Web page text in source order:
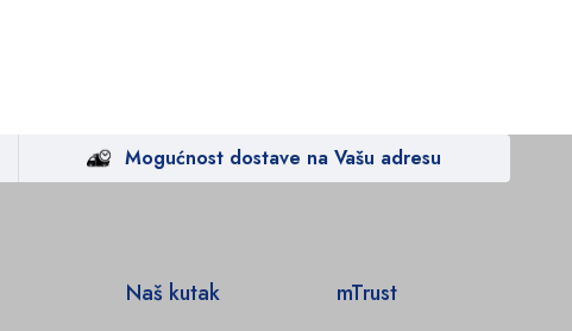
Mogućnost dostave na Vašu adresu
Naš kutak mTrust